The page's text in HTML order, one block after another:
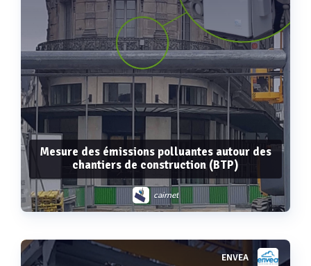
Mesure des émissions polluantes autour des
chantiers de construction (BTP)
cairnet
ENVEA